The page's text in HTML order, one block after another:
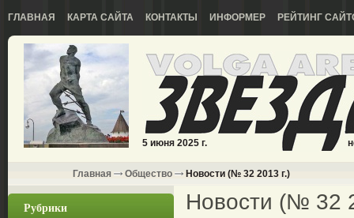
ГЛАВНАЯ КАРТА САЙТА КОНТАКТЫ ИНФОРМЕР РЕЙТИНГ
5 июня 2025 г.
Главная Общество Новости (№ 32 2013 г.)
Рубрики Новости (№ 32